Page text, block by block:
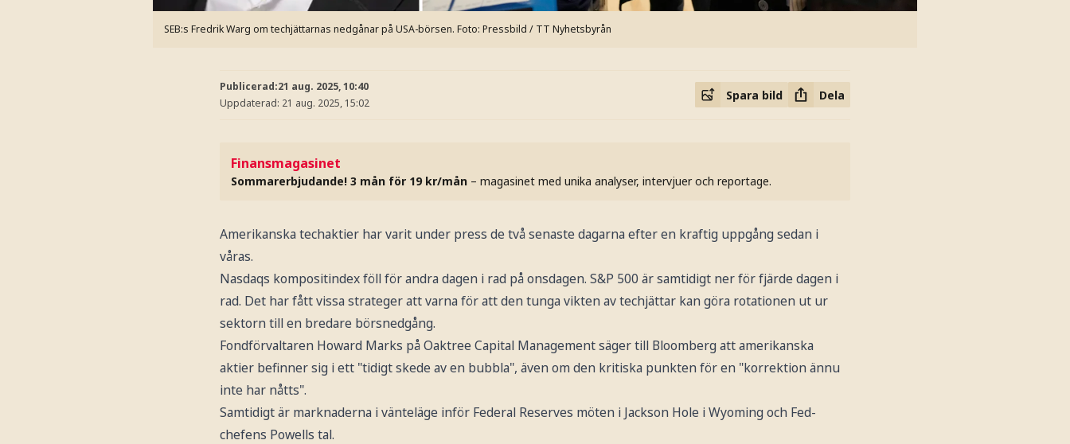
SEB:s Fredrik Warg om techjättarnas nedgånar på USA-börsen. Foto: Pressbild / TT Nyhetsbyrån
Publicerad:21 aug. 2025, 10:40
Uppdaterad: 21 aug. 2025, 15:02
Spara bild Dela
Finansmagasinet
Sommarerbjudande! 3 mån för 19 kr/mån – magasinet med unika analyser, intervjuer och reportage.
Amerikanska techaktier har varit under press de två senaste dagarna efter en kraftig uppgång sedan i
våras.
Nasdaqs kompositindex föll för andra dagen i rad på onsdagen. S&P 500 är samtidigt ner för fjärde dagen i
rad. Det har fått vissa strateger att varna för att den tunga vikten av techjättar kan göra rotationen ut ur
sektorn till en bredare börsnedgång.
Fondförvaltaren Howard Marks på Oaktree Capital Management säger till Bloomberg att amerikanska
aktier befinner sig i ett "tidigt skede av en bubbla", även om den kritiska punkten för en "korrektion ännu
inte har nåtts".
Samtidigt är marknaderna i vänteläge inför Federal Reserves möten i Jackson Hole i Wyoming och Fed-
chefens Powells tal.